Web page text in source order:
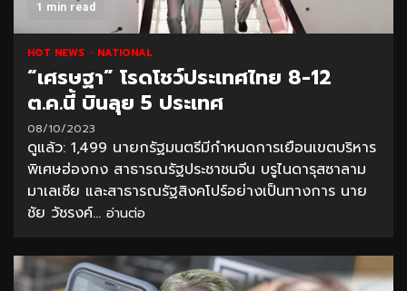
1 min read
HOT NEWS NATIONAL
“เศรษฐา” โรดโชว์ประเทศไทย 8-12
ต.ค.นี้ บินลุย 5 ประเทศ
08/10/2023
ดูแล้ว: 1,499 นายกรัฐมนตรีมีกำหนดการเยือนเขตบริหาร
พิเศษฮ่องกง สาธารณรัฐประชาชนจีน บรูไนดารุสซาลาม
มาเลเซีย และสาธารณรัฐสิงคโปร์อย่างเป็นทางการ นาย
ชัย วัชรงค์... อ่านต่อ